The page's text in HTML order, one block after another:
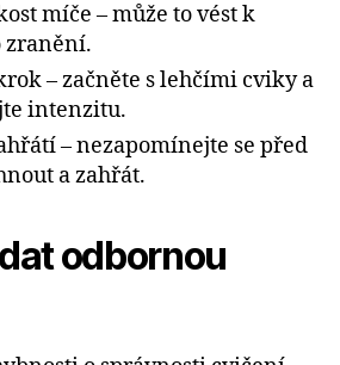
míče – může to vést k
zranění.
– začněte s lehčími cviky a
intenzitu.
– nezapomínejte se před
a zahřát.
odbornou